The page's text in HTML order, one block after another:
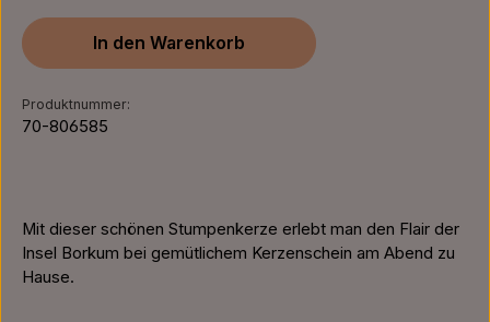
In den Warenkorb
Produktnummer:
70-806585
Mit dieser schönen Stumpenkerze erlebt man den Flair der
Insel Borkum bei gemütlichem Kerzenschein am Abend zu
Hause.